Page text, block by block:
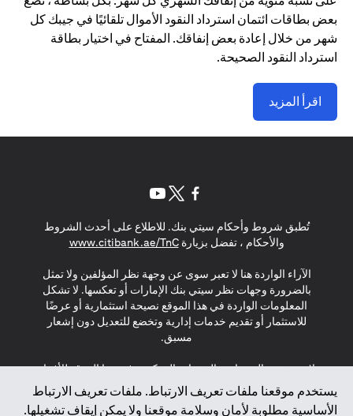
بعض بطاقات ائتمان استرداد النقود الأموال تلقائيًا في جيبك كل
شهر من خلال إعادة بعض إنفاقك. المفتاح في اختيار بطاقة
استرداد النقود الصحيحة.
اقرأ المزيد
يستخدم موقعنا ملفات تعريف الارتباط. ملفات تعريف الارتباط
الأساسية مطلوبة لأمان وسلامة موقعنا ولا يمكن إيقاف تشغيلها.
تُطبق شروط وأحكام سيتي بنك. للاطلاع على أحدث الشروط
والأحكام ، تفضل بزيارةwww.citibank.ae/TnC
(opens in a new tab)
الآراء الواردة هنا لا تعبر سوى عن وجهة نظر المؤلفين ولا تمثل
بالضرورة وجهات نظر سيتي بنك الإمارات أو تعكسها. لا تشكل
المعلومات الواردة في هذا الموقع نصيحة استثمارية أو عرضًا
للاستثمار أو تقديم خدمات إدارية وتخضع للتعديل دون إشعار
مسبق.
لا يتم تقديم المنتجات والخدمات المذكورة في هذا الموقع للأفراد
المقيمين في الاتحاد الأوروبي أو المنطقة الاقتصادية الأوروبية أو
سويسرا أو غيرنسي أو جيرسي أو موناكو أو سان مارينو أو